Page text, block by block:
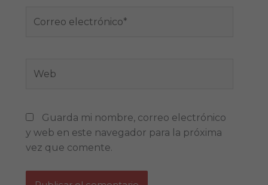
electrónico*
Guarda mi nombre, correo electrónico
y web en este navegador para la próxima
vez que comente.